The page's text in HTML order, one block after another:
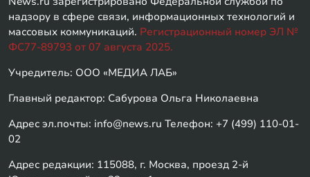
надзору в сфере связи, информационных технологий и
массовых коммуникаций. Регистрационный номер ЭЛ №
ФС77-89793 от 07 августа 2025.
Учредитель: ООО «МЕДИА ЛАБ»
Главный редактор: Сабурова Ольга Николаевна
Адрес эл.почты: info@news.ru Телефон: +7 (499) 110-01-
02
Адрес редакции: 115088, г. Москва, проезд 2-й